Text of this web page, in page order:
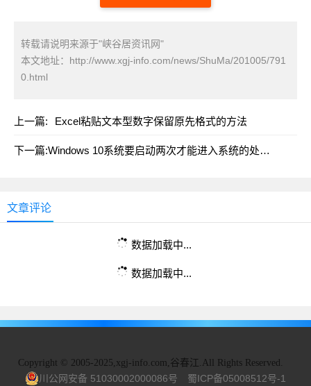
转载请说明来源于"峡谷居资讯网"
本文地址： http://www.xgj-info.com/news/ShuMa/201005/791
0.html
上一篇: Excel粘贴文本型数字保留原先格式的方法
下一篇:Windows 10系统要启动两次才能进入系统的处理方法
文章评论
数据加载中...
数据加载中...
Copyright © 2005-2025,xgj-info.com,谷春江.All Rights Reserved.
川公网安备 51030002000086号 蜀ICP备05008512号-1